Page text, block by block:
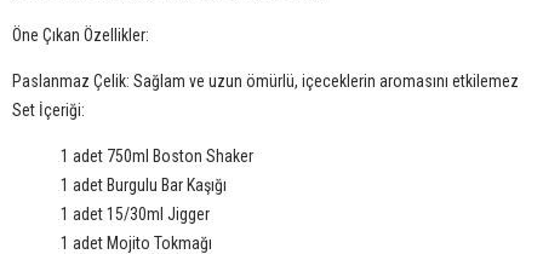
Öne Çıkan Özellikler:
Paslanmaz Çelik: Sağlam ve uzun ömürlü, içeceklerin aromasını etkilemez
Set İçeriği:
1 adet 750ml Boston Shaker
1 adet Burgulu Bar Kaşığı
1 adet 15/30ml Jigger
1 adet Mojito Tokmağı